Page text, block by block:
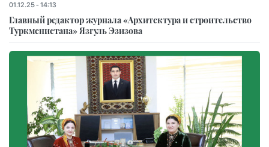
01.12.25 - 14:13
Главный редактор журнала «Архитектура и строительство
Туркменистана» Язгуль Эзизова